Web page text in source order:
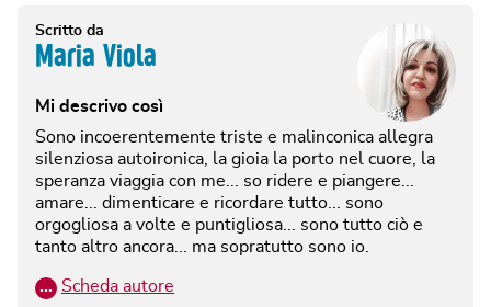
Scritto da
Maria Viola
Mi descrivo così
Sono incoerentemente triste e malinconica allegra
silenziosa autoironica, la gioia la porto nel cuore, la
speranza viaggia con me... so ridere e piangere...
amare... dimenticare e ricordare tutto... sono
orgogliosa a volte e puntigliosa... sono tutto ciò e
tanto altro ancora... ma sopratutto sono io.
… Scheda autore